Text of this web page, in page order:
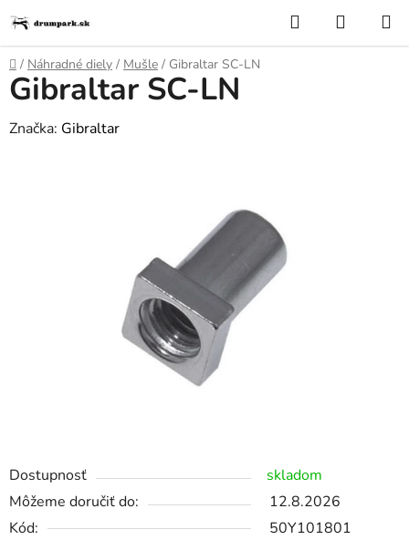
na
obsah
Hľadať
KOŠÍK
Domov
/ Náhradné diely / Mušle / Gibraltar SC-LN
Dostupnosť
skladom
Môžeme doručiť do:
12.8.2026
Kód:
50Y101801
Gibraltar SC-LN
Značka: Gibraltar